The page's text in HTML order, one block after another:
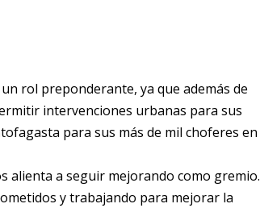
un rol preponderante, ya que además de
intervenciones urbanas para sus
para sus más de mil choferes en
alienta a seguir mejorando como gremio.
y trabajando para mejorar la